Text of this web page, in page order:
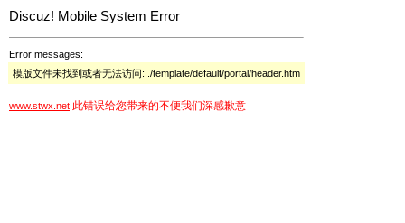
Discuz! Mobile System Error
Error messages:
模版文件未找到或者无法访问: ./template/default/portal/header.htm
www.stwx.net 此错误给您带来的不便我们深感歉意